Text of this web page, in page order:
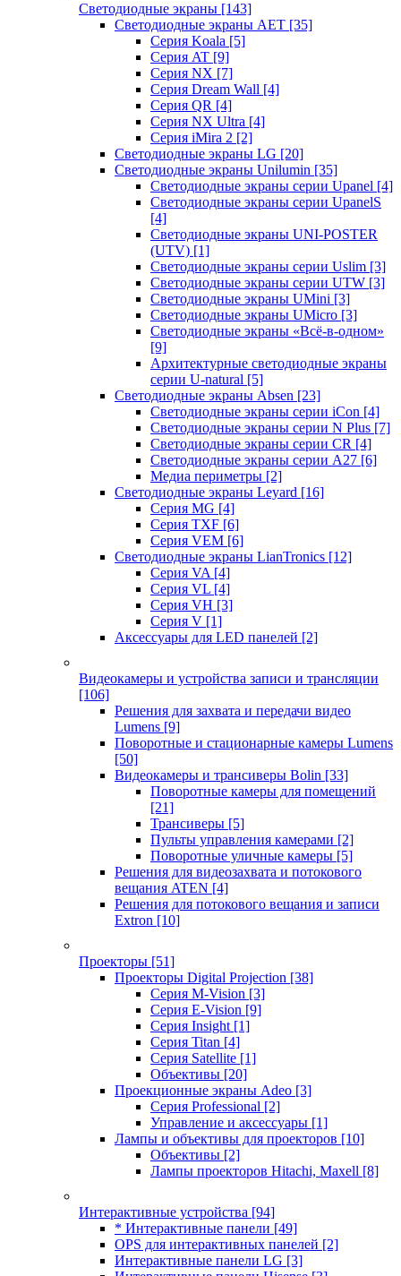
Светодиодные экраны [143]
Светодиодные экраны AET [35]
Cерия Koala [5]
Серия AT [9]
Серия NX [7]
Серия Dream Wall [4]
Серия QR [4]
Серия NX Ultra [4]
Серия iMira 2 [2]
Светодиодные экраны LG [20]
Светодиодные экраны Unilumin [35]
Светодиодные экраны серии Upanel [4]
Светодиодные экраны серии UpanelS
[4]
Светодиодные экраны UNI-POSTER
(UTV) [1]
Светодиодные экраны серии Uslim [3]
Светодиодные экраны серии UTW [3]
Светодиодные экраны UMini [3]
Светодиодные экраны UMicro [3]
Светодиодные экраны «Всё-в-одном»
[9]
Архитектурные светодиодные экраны
серии U-natural [5]
Светодиодные экраны Absen [23]
Светодиодные экраны серии iCon [4]
Светодиодные экраны серии N Plus [7]
Светодиодные экраны серии CR [4]
Светодиодные экраны серии А27 [6]
Медиа периметры [2]
Светодиодные экраны Leyard [16]
Серия MG [4]
Серия TXF [6]
Серия VEM [6]
Светодиодные экраны LianTronics [12]
Серия VA [4]
Серия VL [4]
Серия VH [3]
Серия V [1]
Аксессуары для LED панелей [2]
Видеокамеры и устройства записи и трансляции
[106]
Решения для захвата и передачи видео
Lumens [9]
Поворотные и стационарные камеры Lumens
[50]
Видеокамеры и трансиверы Bolin [33]
Поворотные камеры для помещений
[21]
Трансиверы [5]
Пульты управления камерами [2]
Поворотные уличные камеры [5]
Решения для видеозахвата и потокового
вещания ATEN [4]
Решения для потокового вещания и записи
Extron [10]
Проекторы [51]
Проекторы Digital Projection [38]
Серия M-Vision [3]
Серия E-Vision [9]
Серия Insight [1]
Серия Titan [4]
Серия Satellite [1]
Объективы [20]
Проекционные экраны Adeo [3]
Серия Professional [2]
Управление и аксессуары [1]
Лампы и объективы для проекторов [10]
Объективы [2]
Лампы проекторов Hitachi, Maxell [8]
Интерактивные устройства [94]
* Интерактивные панели [49]
OPS для интерактивных панелей [2]
Интерактивные панели LG [3]